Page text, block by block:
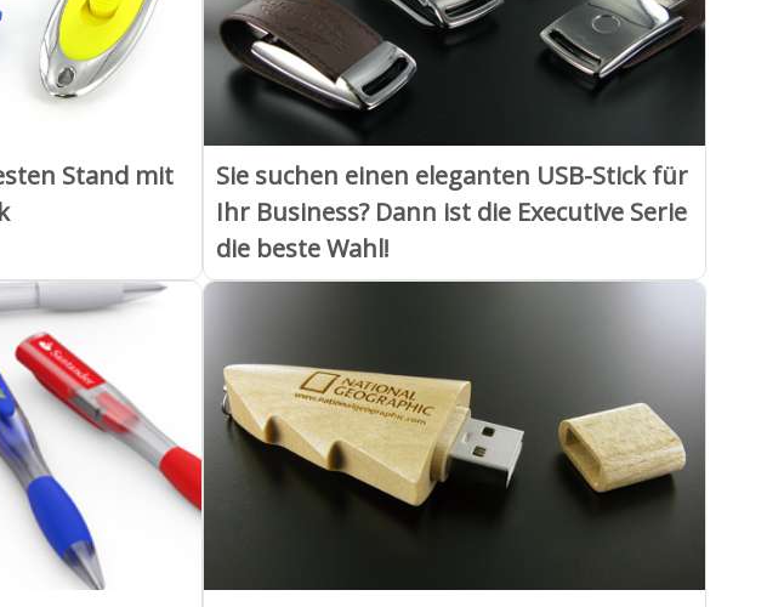
Stand mit
Sie suchen einen eleganten USB-Stick für
Ihr Business? Dann ist die Executive Serie
die beste Wahl!